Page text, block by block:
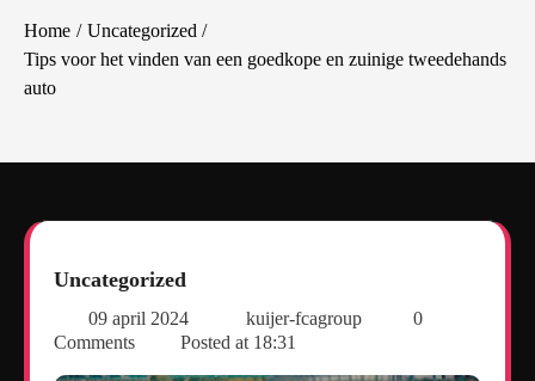
Home
Uncategorized
Tips voor het vinden van een goedkope en zuinige tweedehands
auto
Uncategorized
09 april 2024 kuijer-fcagroup
0
Comments
Posted at 18:31